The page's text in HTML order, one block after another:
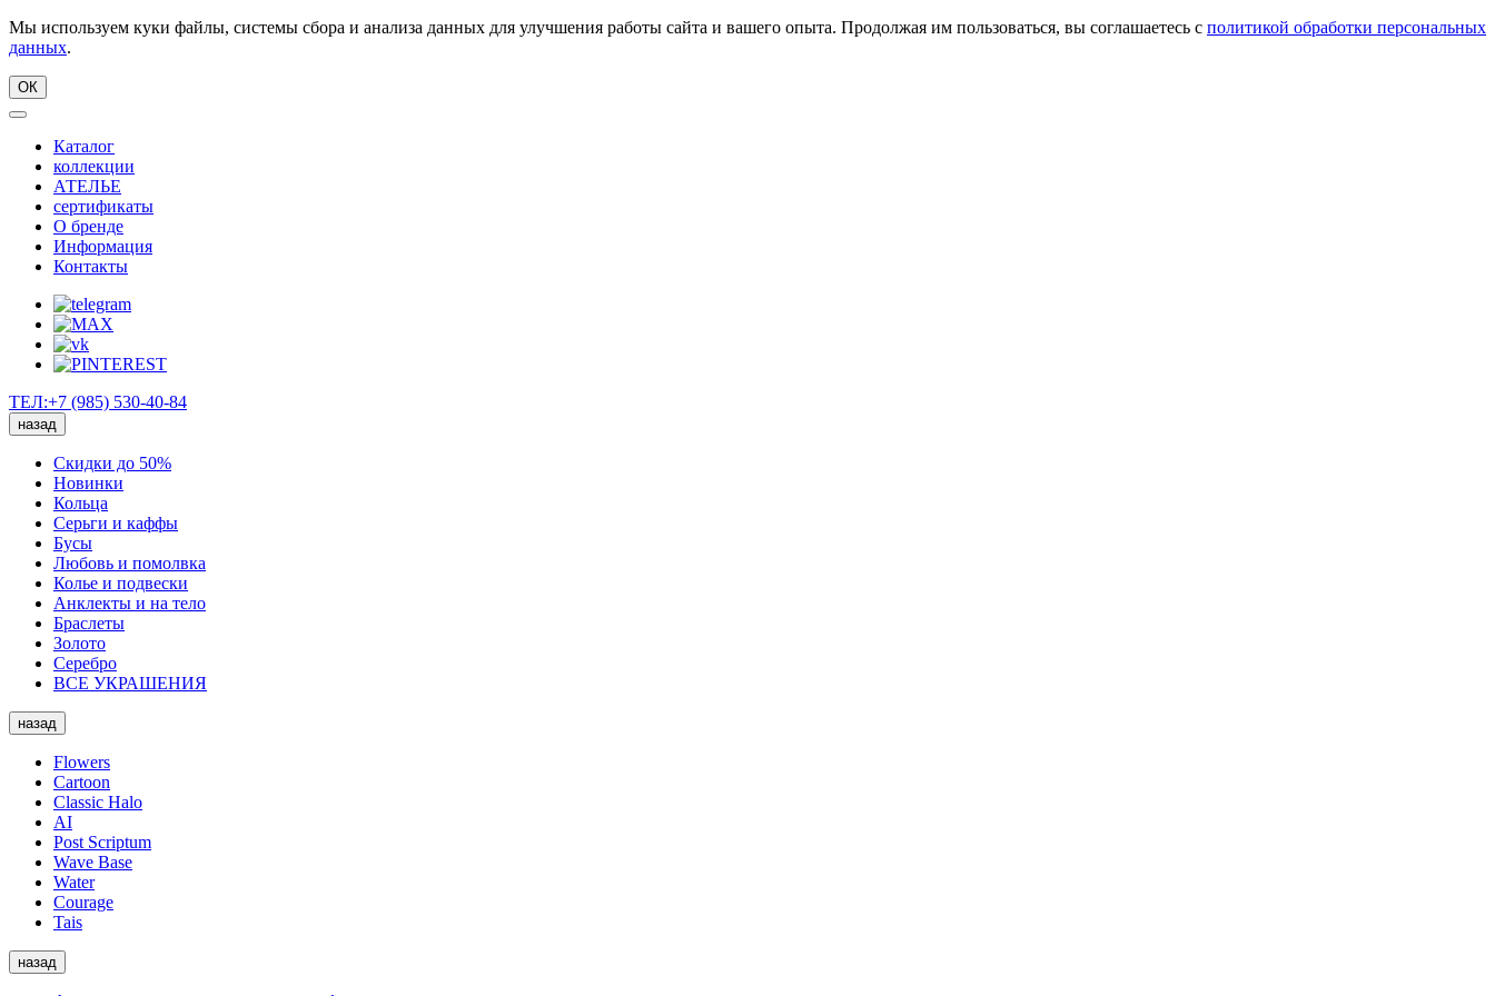
Мы используем куки файлы, системы сбора и анализа данных для улучшения работы сайта и вашего опыта. Продолжая им пользоваться, вы соглашаетесь с политикой обработки персональных
данных.
ОК
Каталог
коллекции
АТЕЛЬЕ
сертификаты
О бренде
Информация
Контакты
ТЕЛ:+7 (985) 530-40-84
назад
Скидки до 50%
Новинки
Кольца
Серьги и каффы
Бусы
Любовь и помолвка
Колье и подвески
Анклекты и на тело
Браслеты
Золото
Серебро
ВСЕ УКРАШЕНИЯ
назад
Flowers
Cartoon
Classic Halo
AI
Post Scriptum
Wave Base
Water
Courage
Tais
назад